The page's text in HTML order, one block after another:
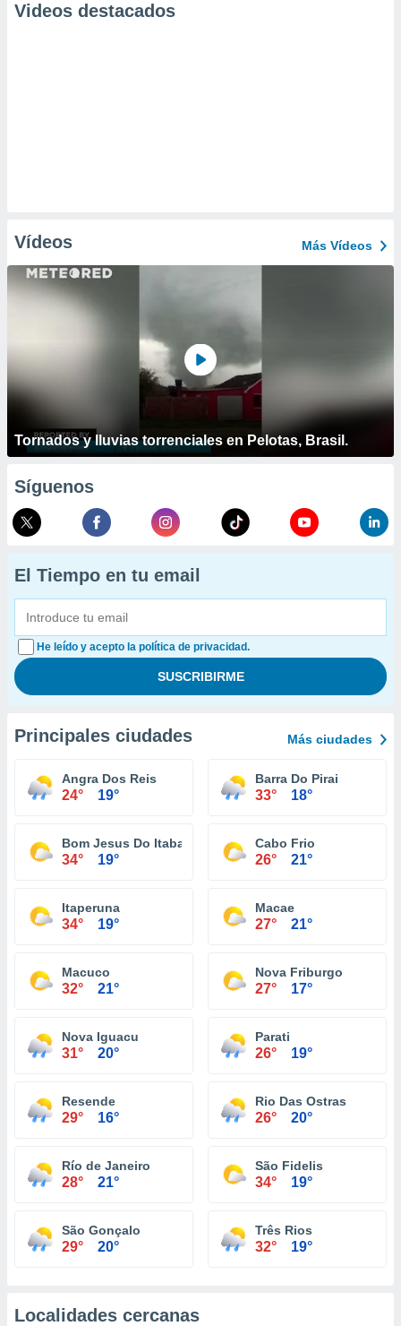
Videos destacados
Vídeos Más Vídeos
Tornados y lluvias torrenciales en Pelotas, Brasil.
Síguenos
El Tiempo en tu email
He leído y acepto la política de privacidad.
Principales ciudades Más ciudades
Angra Dos Reis
24° 19°
Barra Do Pirai
33° 18°
Bom Jesus Do Itabapoana
34° 19°
Cabo Frio
26° 21°
Itaperuna
34° 19°
Macae
27° 21°
Macuco
32° 21°
Nova Friburgo
27° 17°
Nova Iguacu
31° 20°
Parati
26° 19°
Resende
29° 16°
Rio Das Ostras
26° 20°
Río de Janeiro
28° 21°
São Fidelis
34° 19°
São Gonçalo
29° 20°
Três Rios
32° 19°
Localidades cercanas